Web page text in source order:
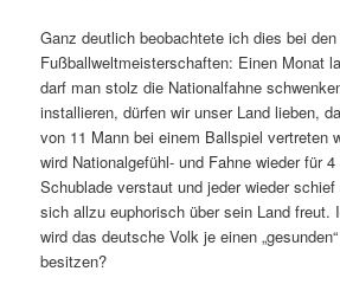
Ganz deutlich beobachtete ich dies bei den
Fußballweltmeisterschaften: Einen Monat
darf man stolz die Nationalfahne
installieren, dürfen wir unser Land lieben,
von 11 Mann bei einem Ballspiel vertreten
wird Nationalgefühl- und Fahne wieder für
Schublade verstaut und jeder wieder
sich allzu euphorisch über sein Land freut.
wird das deutsche Volk je einen
besitzen?